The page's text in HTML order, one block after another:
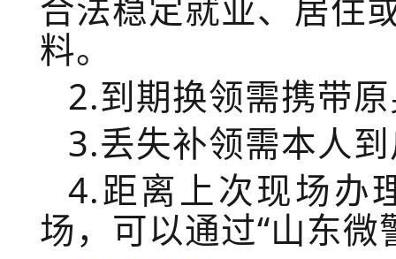
合法稳定就业、居住
料。
2.到期换领需携带
3.丢失补领需本人
4.距离上次现场办
场，可以通过“山东微